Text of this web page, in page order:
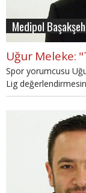
Medipol
Spor yorumcusu
Lig
da yorumda